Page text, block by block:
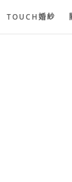
TOUCH婚紗